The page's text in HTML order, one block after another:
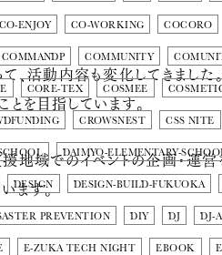
CO-ENJOY CO-WORKING COCORO
COMMANDP COMMUNITY
CORE-TEX COSMEE
CROWSNEST CSS NITE
DAIMYO-ELEMENTARY-
DESIGN DESIGN-BUILD-FUKUOKA
PREVENTION DIY DJ DJ-
E-ZUKA TECH NIGHT EBOOK
活動内容も変化してきました
とを目指しています。
域でのイベントの企画・運営
ます。